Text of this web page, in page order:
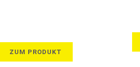
ZUM PRODUKT